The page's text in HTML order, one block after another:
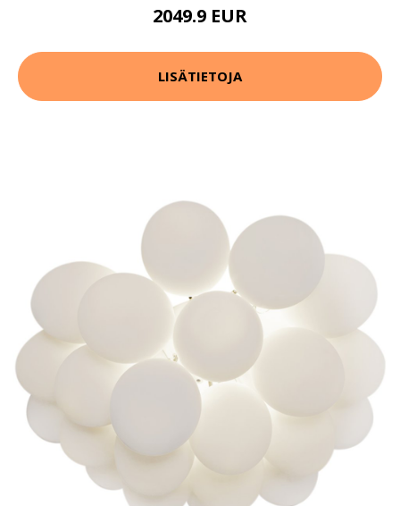
2049.9 EUR
LISÄTIETOJA